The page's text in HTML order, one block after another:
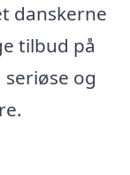
danskerne
tilbud på
og